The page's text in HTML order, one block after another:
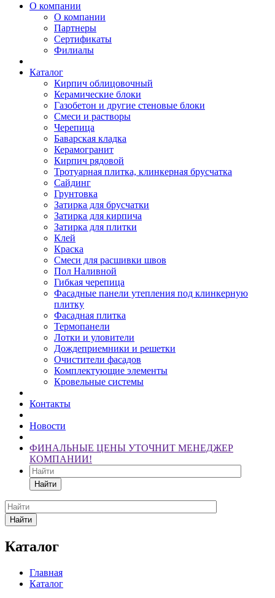
О компании
О компании
Партнеры
Сертификаты
Филиалы
Каталог
Кирпич облицовочный
Керамические блоки
Газобетон и другие стеновые блоки
Смеси и растворы
Черепица
Баварская кладка
Керамогранит
Кирпич рядовой
Тротуарная плитка, клинкерная брусчатка
Сайдинг
Грунтовка
Затирка для брусчатки
Затирка для кирпича
Затирка для плитки
Клей
Краска
Смеси для расшивки швов
Пол Наливной
Гибкая черепица
Фасадные панели утепления под клинкерную
плитку
Фасадная плитка
Термопанели
Лотки и уловители
Дождеприемники и решетки
Очистители фасадов
Комплектующие элементы
Кровельные системы
Контакты
Новости
ФИНАЛЬНЫЕ ЦЕНЫ УТОЧНИТ МЕНЕДЖЕР
КОМПАНИИ!
Найти
Найти
Каталог
Главная
Каталог